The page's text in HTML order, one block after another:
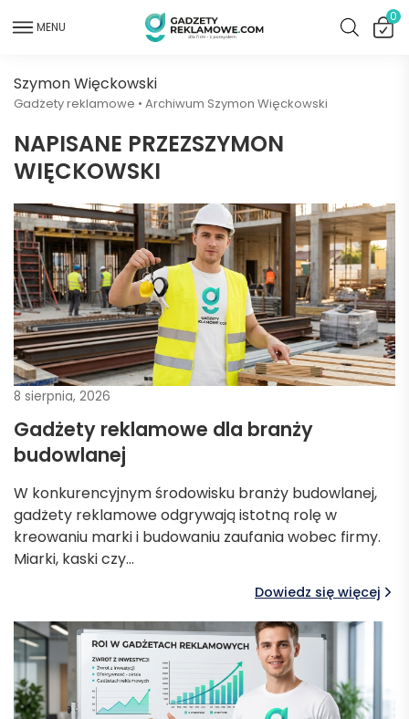
MENU
0
Szymon Więckowski
Gadżety reklamowe • Archiwum Szymon Więckowski
NAPISANE PRZEZSZYMON
WIĘCKOWSKI
8 sierpnia, 2026
Gadżety reklamowe dla branży
budowlanej
W konkurencyjnym środowisku branży budowlanej,
gadżety reklamowe odgrywają istotną rolę w
kreowaniu marki i budowaniu zaufania wobec firmy.
Miarki, kaski czy…
Dowiedz się więcej